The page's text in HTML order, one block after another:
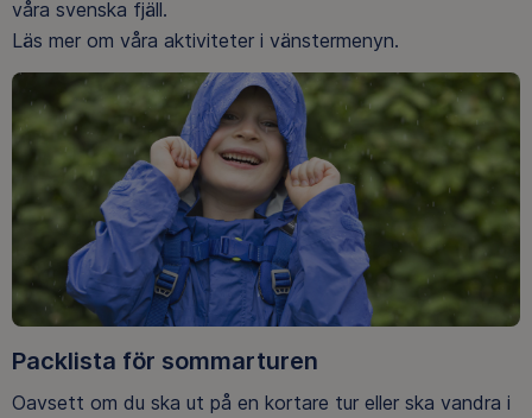
våra svenska fjäll.
Läs mer om våra aktiviteter i vänstermenyn.
Packlista för sommarturen
Oavsett om du ska ut på en kortare tur eller ska vandra i